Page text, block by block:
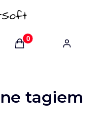
Produkty w
tagiem